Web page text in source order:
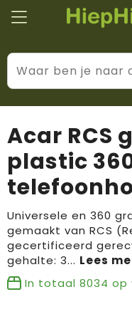
Kantoor &
Wellness &
Tassen & reizen
Huis, tuin &
Elektronica &
Kleding &
Levensstijl
Prijs & impact
BIC
Boska
Brandflavours
Camelbak
Janzen
JBL
Acar RCS
plastic
Universele en 360
gemaakt van RCS
gecertificeerd
gehalte: 3...
In totaal 8034 op